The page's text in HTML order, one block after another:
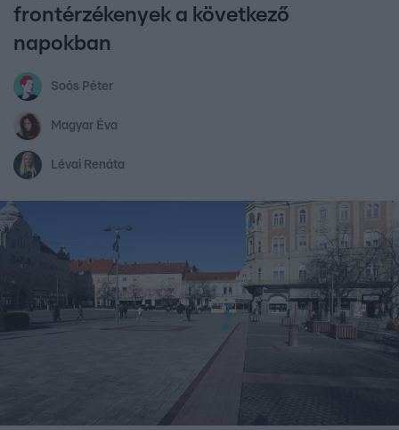
frontérzékenyek a következő
napokban
Soós Péter
Magyar Éva
Lévai Renáta